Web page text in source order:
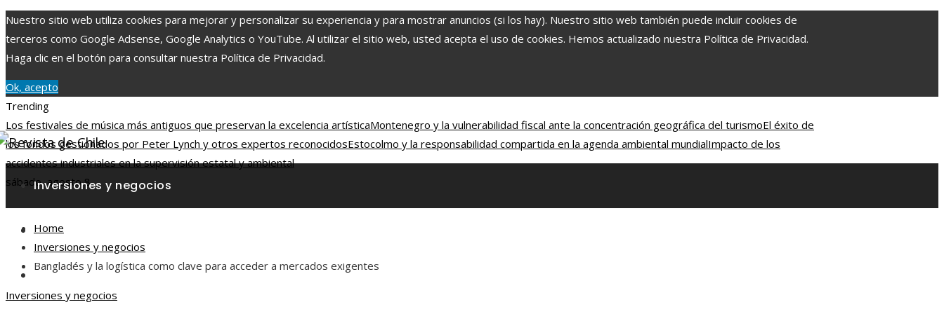
Nuestro sitio web utiliza cookies para mejorar y personalizar su experiencia y para mostrar anuncios (si los hay). Nuestro sitio web también puede incluir cookies de
terceros como Google Adsense, Google Analytics o YouTube. Al utilizar el sitio web, usted acepta el uso de cookies. Hemos actualizado nuestra Política de Privacidad.
Haga clic en el botón para consultar nuestra Política de Privacidad.
Ok, acepto
Trending
Los festivales de música más antiguos que preservan la excelencia artísticaMontenegro y la vulnerabilidad fiscal ante la concentración geográfica del turismoEl éxito de
los fondos gestionados por Peter Lynch y otros expertos reconocidosEstocolmo y la responsabilidad compartida en la agenda ambiental mundialImpacto de los
accidentes industriales en la supervisión estatal y ambiental
sábado, agosto 8
Inversiones y negocios
Responsabilidad social
Ciencia y tecnología
Home
Inversiones y negocios
Bangladés y la logística como clave para acceder a mercados exigentes
Inversiones y negocios